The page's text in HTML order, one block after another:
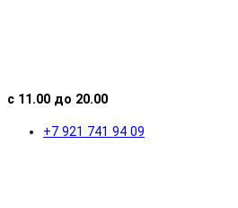
с 11.00 до 20.00
+7 921 741 94 09